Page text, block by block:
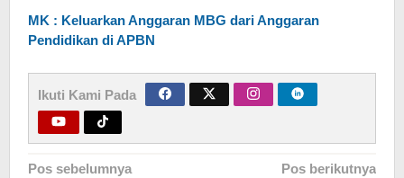
MK : Keluarkan Anggaran MBG dari Anggaran
Pendidikan di APBN
Ikuti Kami Pada
Navigasi
Pos sebelumnya
Pos berikutnya